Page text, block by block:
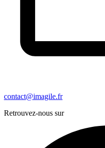
contact@imagile.fr
Retrouvez-nous sur